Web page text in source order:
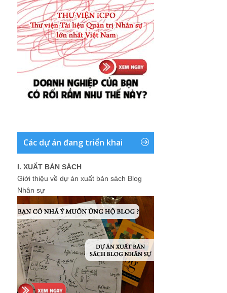
Các dự án đang triển khai
I. XUẤT BẢN SÁCH
Giới thiệu về dự án xuất bản sách Blog
Nhân sự